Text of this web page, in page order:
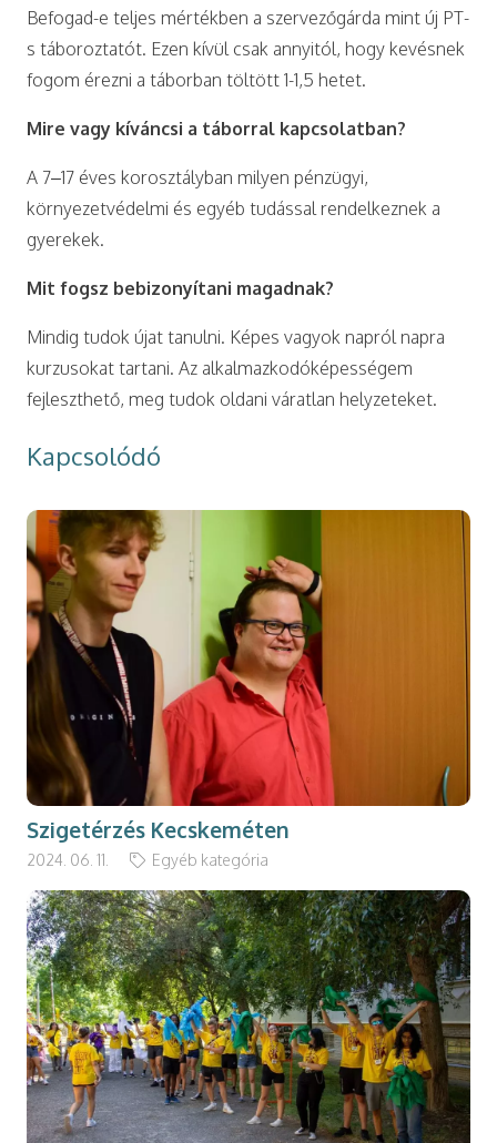
Befogad-e teljes mértékben a szervezőgárda mint új PT-
s táboroztatót. Ezen kívül csak annyitól, hogy kevésnek
fogom érezni a táborban töltött 1-1,5 hetet.
Mire vagy kíváncsi a táborral kapcsolatban?
A 7–17 éves korosztályban milyen pénzügyi,
környezetvédelmi és egyéb tudással rendelkeznek a
gyerekek.
Mit fogsz bebizonyítani magadnak?
Mindig tudok újat tanulni. Képes vagyok napról napra
kurzusokat tartani. Az alkalmazkodóképességem
fejleszthető, meg tudok oldani váratlan helyzeteket.
Kapcsolódó
Szigetérzés Kecskeméten
2024. 06. 11. Egyéb kategória